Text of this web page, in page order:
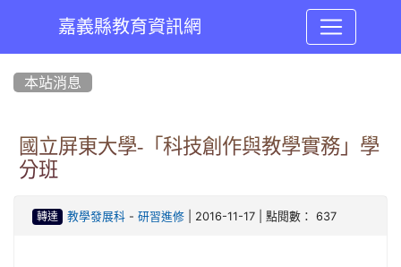
嘉義縣教育資訊網
本站消息
國立屏東大學-「科技創作與教學實務」學
分班
轉達 教學發展科- 研習進修| 2016-11-17 | 點閱數： 637